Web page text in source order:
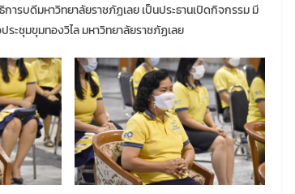
ารบดีมหาวิทยาลัยราชภัฏเลย เป็นประธานเปิดกิจกรรม มี
ะชุมขุมทองวิไล มหาวิทยาลัยราชภัฏเลย